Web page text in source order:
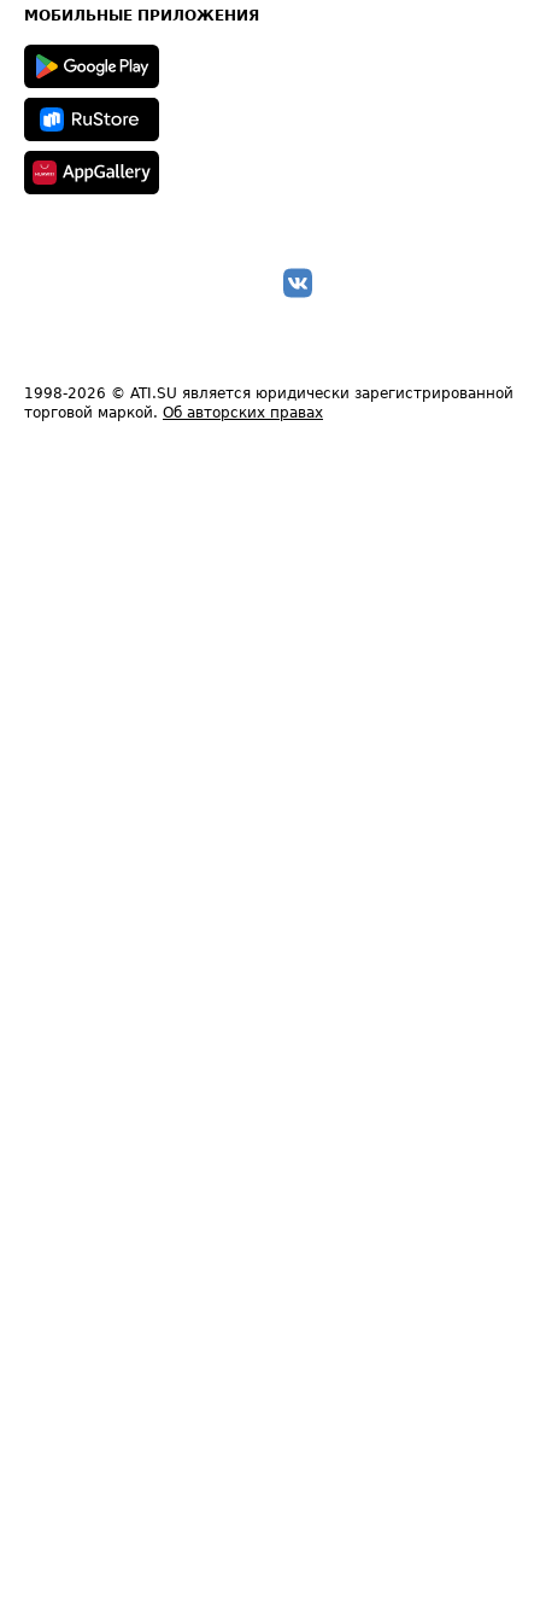
Техническая информация
МОБИЛЬНЫЕ ПРИЛОЖЕНИЯ
1998-2026 © ATI.SU является юридически зарегистрированной
торговой маркой. Об авторских правах